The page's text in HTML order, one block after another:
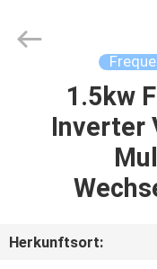
STARTSEITE
PRODUKTE
UNS
Appliances
1.5kw
Inverter
Herkunftsort: